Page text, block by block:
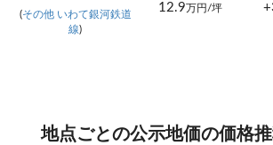
(その他 いわて銀河鉄道
線)
12.9 万円/坪
地点ごとの公示地価の価格